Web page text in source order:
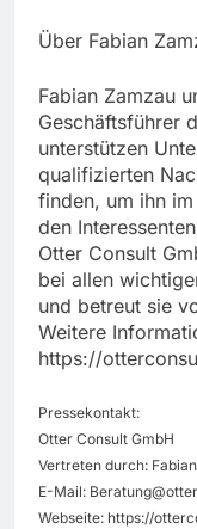
Über Fabian
Fabian Zamzau
Geschäftsführer
unterstützen
qualifizierten
finden, um ihn
den
Otter Consult
bei allen
und betreut sie
Weitere
https://
Pressekontakt:
Otter Consult GmbH
Vertreten durch:
E-Mail:
Webseite: https://